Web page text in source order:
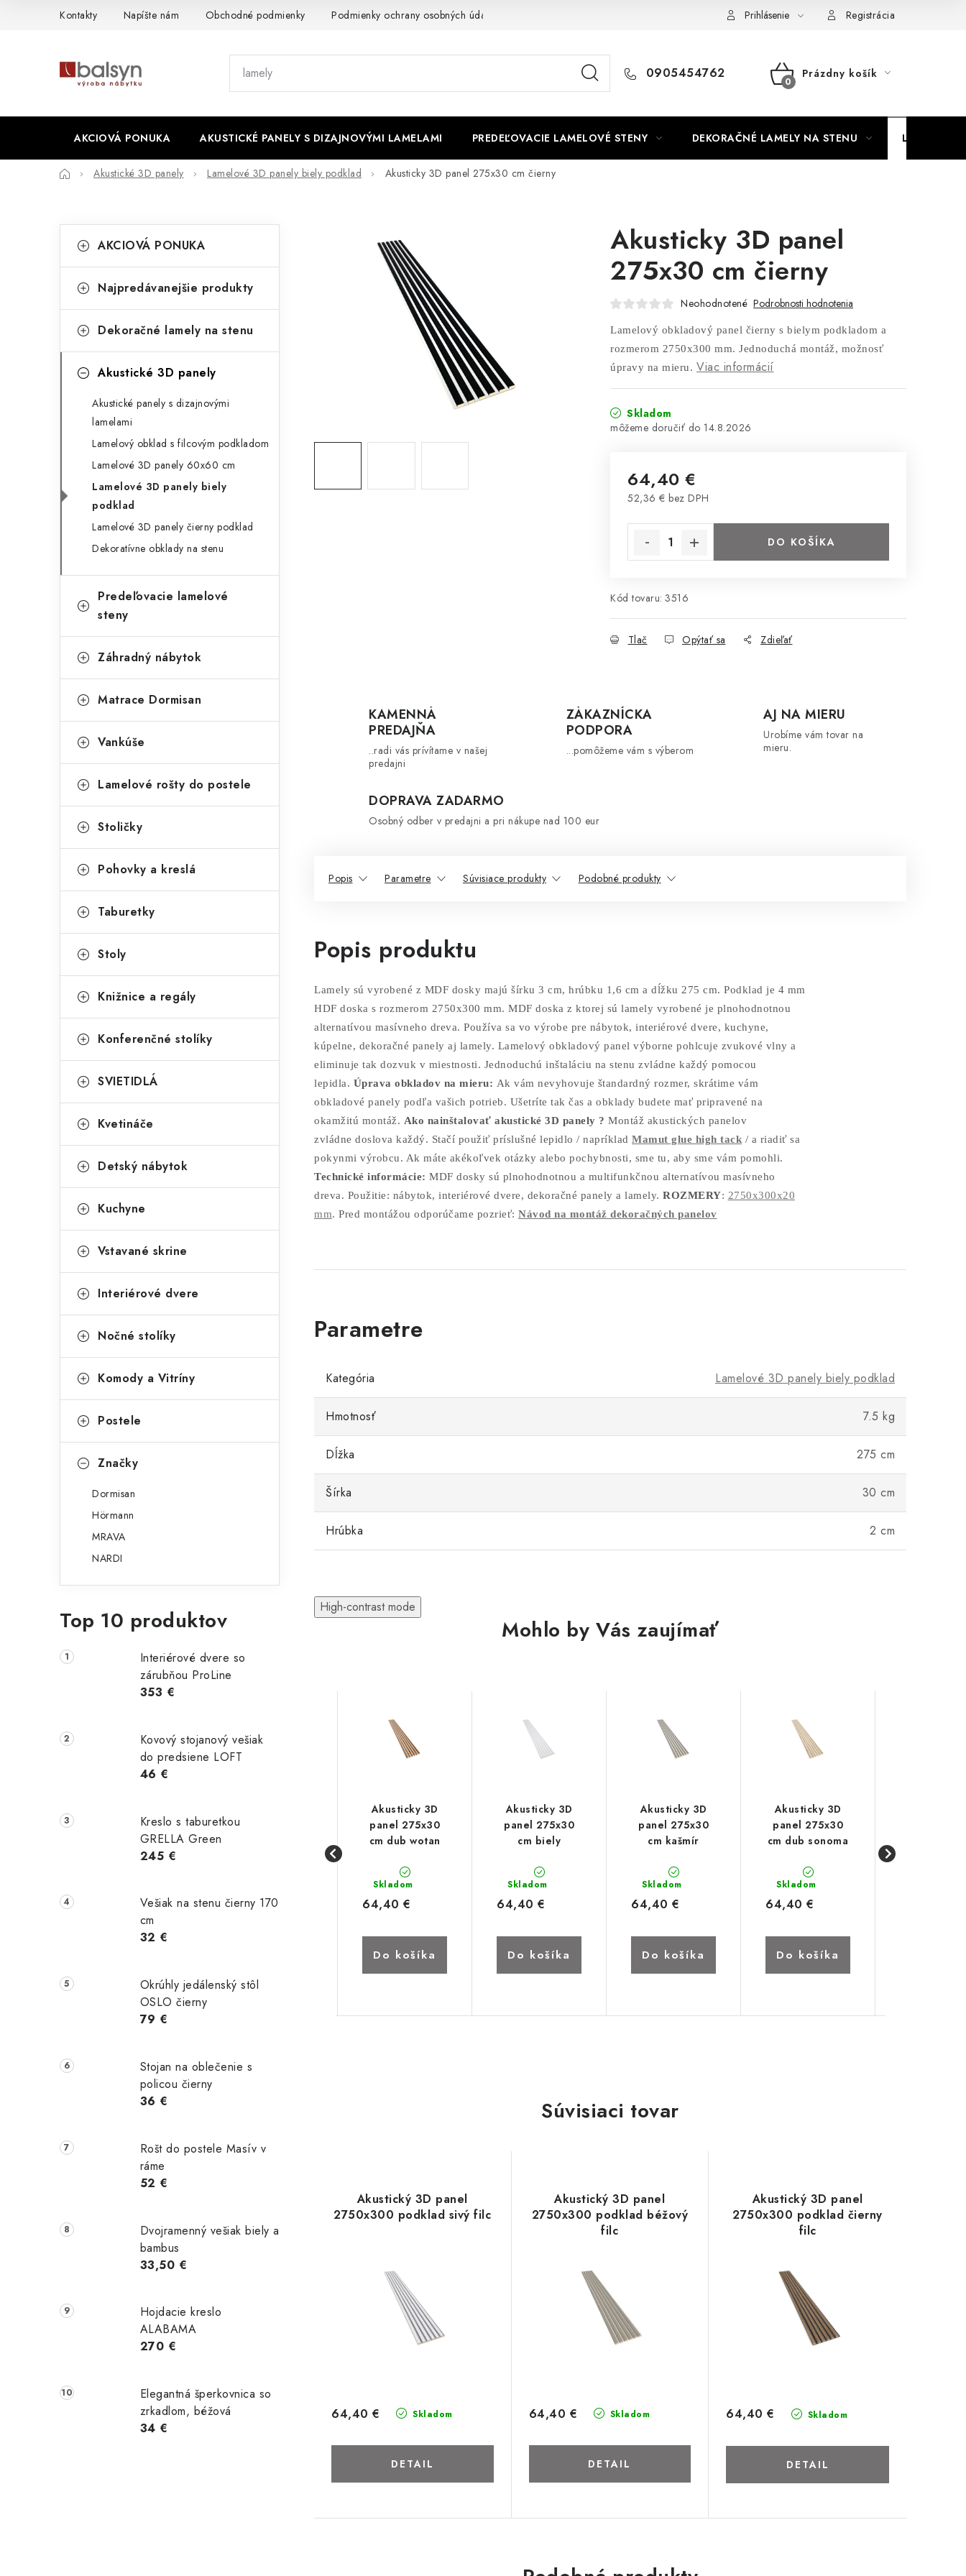
Kontakty Napíšte nám Obchodné podmienky Podmienky ochrany osobných údajov Nábytok na mieru Najpredávanejšie produkty
Prihlásenie Registrácia
0905454762
NÁKUPNÝ
Prázdny košík
AKCIOVÁ PONUKA AKUSTICKÉ PANELY S DIZAJNOVÝMI LAMELAMI PREDEĽOVACIE LAMELOVÉ STENY DEKORAČNÉ LAMELY NA STENU LAMELOVÉ
DomovAkustické 3D panely Lamelové 3D panely biely podklad Akusticky 3D panel 275x30 cm čierny
o
n
ý
l
kategórie
a
e
ó
AKCIOVÁ PONUKA
Najpredávanejšie produkty
Dekoračné lamely na stenu
Akustické 3D panely
Akustické panely s dizajnovými
lamelami
Lamelový obklad s filcovým podkladom
Lamelové 3D panely 60x60 cm
Lamelové 3D panely biely
podklad
Lamelové 3D panely čierny podklad
Dekoratívne obklady na stenu
Predeľovacie lamelové
steny
Záhradný nábytok
Matrace Dormisan
Vankúše
Lamelové rošty do postele
Stoličky
Pohovky a kreslá
Taburetky
Stoly
Knižnice a regály
Konferenčné stolíky
SVIETIDLÁ
Kvetináče
Detský nábytok
Kuchyne
Vstavané skrine
Interiérové dvere
Nočné stolíky
Komody a Vitríny
Postele
Značky
Dormisan
Hörmann
MRAVA
NARDI
Top 10 produktov
Interiérové dvere so
zárubňou ProLine
353 €
Kovový stojanový vešiak
do predsiene LOFT
46 €
Kreslo s taburetkou
GRELLA Green
245 €
Vešiak na stenu čierny 170
cm
32 €
Okrúhly jedálenský stôl
OSLO čierny
79 €
Stojan na oblečenie s
policou čierny
36 €
Rošt do postele Masív v
ráme
52 €
Dvojramenný vešiak biely a
bambus
33,50 €
Hojdacie kreslo
ALABAMA
270 €
Elegantná šperkovnica so
zrkadlom, béžová
34 €
Akusticky 3D panel
275x30 cm čierny
Neohodnotené Podrobnosti hodnotenia
Lamelový obkladový panel čierny s bielym podkladom a
rozmerom 2750x300 mm. Jednoduchá montáž, možnosť
úpravy na mieru. Viac informácií
Skladom
14.8.2026
64,40 €
52,36 € bez DPH
DO KOŠÍKA
Kód tovaru: 3516
Tlač Opýtať sa Zdieľať
KAMENNÁ
PREDAJŇA
..radi vás prívítame v našej
predajni
ZÁKAZNÍCKA
PODPORA
...pomôžeme vám s výberom
AJ NA MIERU
Urobíme vám tovar na
mieru.
DOPRAVA ZADARMO
Osobný odber v predajni a pri nákupe nad 100 eur
Popis Parametre Súvisiace produkty Podobné produkty
Popis produktu
Lamely sú vyrobené z MDF dosky majú šírku 3 cm, hrúbku 1,6 cm a dĺžku 275 cm. Podklad je 4 mm
HDF doska s rozmerom 2750x300 mm. MDF doska z ktorej sú lamely vyrobené je plnohodnotnou
alternatívou masívneho dreva. Používa sa vo výrobe pre nábytok, interiérové dvere, kuchyne,
kúpelne, dekoračné panely aj lamely. Lamelový obkladový panel výborne pohlcuje zvukové vlny a
eliminuje tak dozvuk v miestnosti. Jednoduchú inštaláciu na stenu zvládne každý pomocou
lepidla. Úprava obkladov na mieru: Ak vám nevyhovuje štandardný rozmer, skrátime vám
obkladové panely podľa vašich potrieb. Ušetríte tak čas a obklady budete mať pripravené na
okamžitú montáž. Ako nainštalovať akustické 3D panely ? Montáž akustických panelov
zvládne doslova každý. Stačí použiť príslušné lepidlo / napríklad Mamut glue high tack / a riadiť sa
pokynmi výrobcu. Ak máte akékoľvek otázky alebo pochybnosti, sme tu, aby sme vám pomohli.
Technické informácie: MDF dosky sú plnohodnotnou a multifunkčnou alternatívou masívneho
dreva. Použitie: nábytok, interiérové dvere, dekoračné panely a lamely. ROZMERY: 2750x300x20
mm. Pred montážou odporúčame pozrieť: Návod na montáž dekoračných panelov
Kategória Lamelové 3D panely biely podklad
Hmotnosť 7.5 kg
Dĺžka 275 cm
Šírka 30 cm
Hrúbka 2 cm
High-contrast mode
Mohlo by Vás zaujímať
panel 275x30
cm dub halifax
tabak
64,40 €
panel 275x30
64,40 €
Akusticky 3D
panel 275x30
cm dub wotan
Skladom
64,40 €
Do košíka
Akusticky 3D
panel 275x30
cm biely
Skladom
64,40 €
Do košíka
Akusticky 3D
panel 275x30
cm kašmír
Skladom
64,40 €
Do košíka
Akusticky 3D
panel 275x30
cm dub sonoma
Skladom
64,40 €
Do košíka
Súvisiaci tovar
Akustický 3D panel
2750x300 podklad sivý filc
Skladom
64,40 €
DETAIL
Akustický 3D panel
2750x300 podklad béžový
filc
Skladom
64,40 €
DETAIL
Akustický 3D panel
2750x300 podklad čierny
filc
Skladom
64,40 €
DETAIL